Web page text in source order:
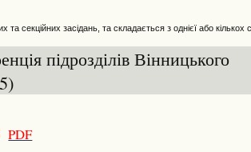
секційних засідань, та складається з однієї або кількох
підрозділів Вінницького
PDF